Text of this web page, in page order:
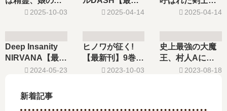
は転生者。」は
はいつ？
2025-10-03
刊】7巻の発売
た？
2025-04-14
【最新刊】9巻の
結した？
2025-04-14
Deep Insanity
NIRVANA【最新
刊】7巻の発売日
た？続編の予定
は？
2024-05-23
ヒノワが征く!
【最新刊】9巻の
発売日はいつ？
2023-10-03
史上最強の大魔
王、村人Aに転
生する【最新
2023-08-18
新着記事